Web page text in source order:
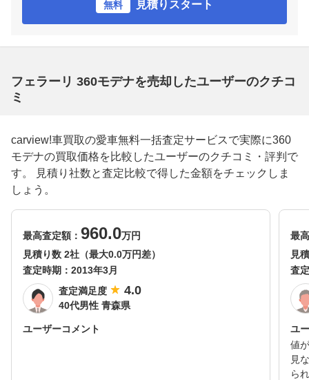
無料 見積りスタート
フェラーリ 360モデナを売却したユーザーのクチコ
ミ
carview!車買取の愛車無料一括査定サービスで実際に360
モデナの買取価格を比較したユーザーのクチコミ・評判で
す。 見積り社数と査定比較で得した金額をチェックしま
しょう。
最高査定額： 960.0万円
見積り数 2社（最大0.0万円差）
査定時期： 2013年3月
査定満足度
4.0
40代男性 青森県
ユーザーコメント
最
見
査
ユ
値
見
ら